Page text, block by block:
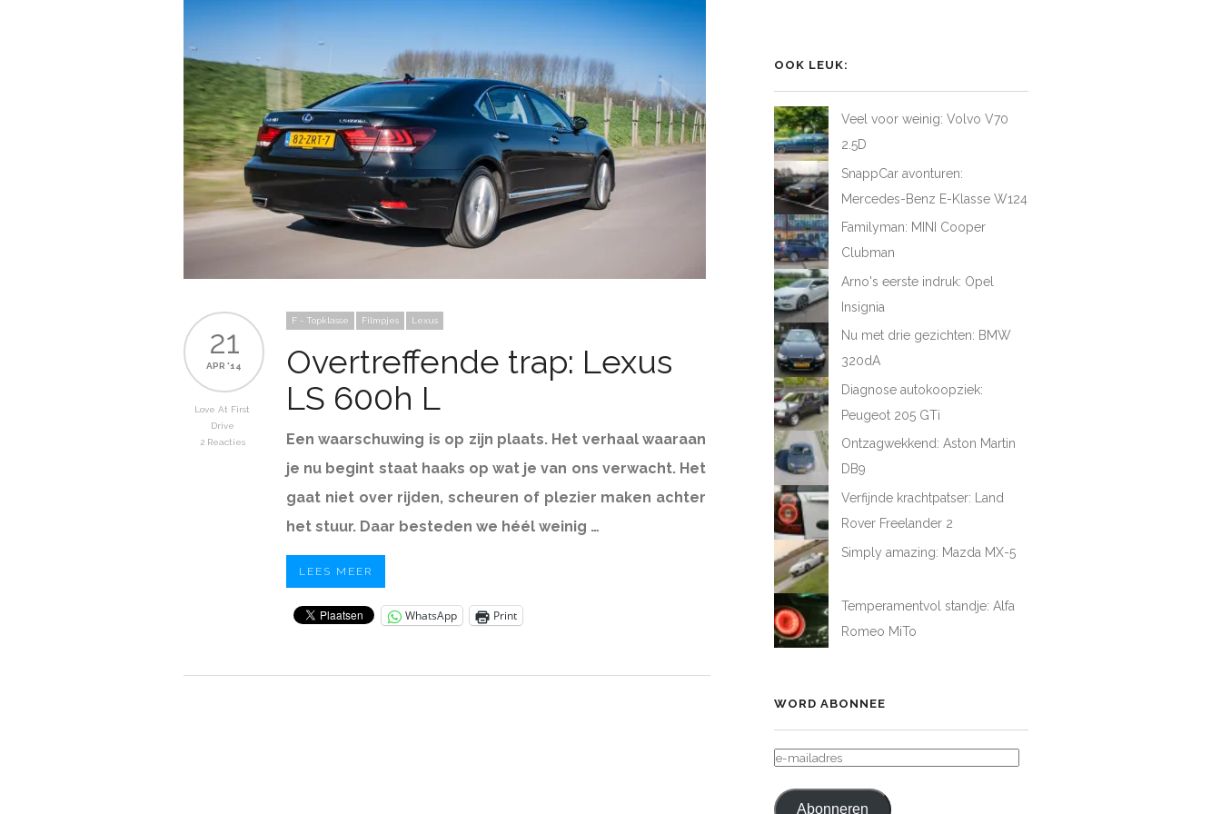
21
APR '14
Love At First
Drive
2 Reacties
F - Topklasse Filmpjes Lexus
Overtreffende trap: Lexus
LS 600h L
Een waarschuwing is op zijn plaats. Het verhaal waaraan
je nu begint staat haaks op wat je van ons verwacht. Het
gaat niet over rijden, scheuren of plezier maken achter
het stuur. Daar besteden we héél weinig …
LEES MEER
WhatsApp Print
op op op
OOK LEUK:
Veel voor weinig: Volvo V70
2.5D
SnappCar avonturen:
Mercedes-Benz E-Klasse W124
Familyman: MINI Cooper
Clubman
Arno's eerste indruk: Opel
Insignia
Nu met drie gezichten: BMW
320dA
Diagnose autokoopziek:
Peugeot 205 GTi
Ontzagwekkend: Aston Martin
DB9
Verfijnde krachtpatser: Land
Rover Freelander 2
Simply amazing: Mazda MX-5
Temperamentvol standje: Alfa
Romeo MiTo
WORD ABONNEE
E-
Abonneren